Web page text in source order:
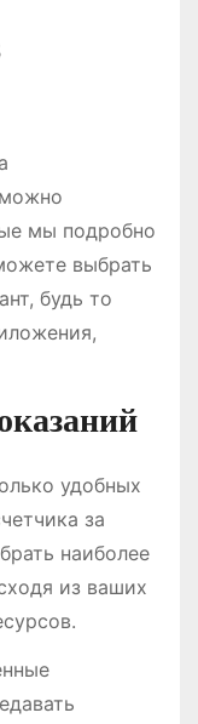
мы подробно
выбрать
будь то
удобных
за
наиболее
из ваших